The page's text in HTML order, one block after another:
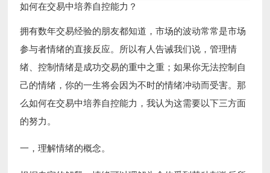
如何在交易中培养自控能力？
拥有数年交易经验的朋友都知道，市场的波动常常是市场
参与者情绪的直接反应。所以有人告诫我们说，管理情
绪、控制情绪是成功交易的重中之重；如果你无法控制自
己的情绪，你的一生将会因为不时的情绪冲动而受害。那
么如何在交易中培养自控能力，我认为这需要以下三方面
的努力。
一，理解情绪的概念。